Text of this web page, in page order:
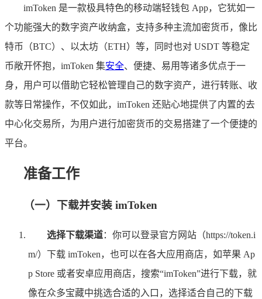
imToken 是一款极具特色的移动端轻钱包 App，它犹如一
个功能强大的数字资产收纳盒，支持多种主流加密货币，像比
特币（BTC）、以太坊（ETH）等，同时也对 USDT 等稳定
币敞开怀抱，imToken 集安全、便捷、易用等诸多优点于一
身，用户可以借助它轻松管理自己的数字资产，进行转账、收
款等日常操作，不仅如此，imToken 还贴心地提供了内置的去
中心化交易所，为用户进行加密货币的交易搭建了一个便捷的
平台。
准备工作
（一）下载并安装 imToken
选择下载渠道：你可以登录官方网站（https://token.i
m/）下载 imToken，也可以在各大应用商店，如苹果 Ap
p Store 或者安卓应用商店，搜索“imToken”进行下载，就
像在众多宝藏中挑选合适的入口，选择适合自己的下载